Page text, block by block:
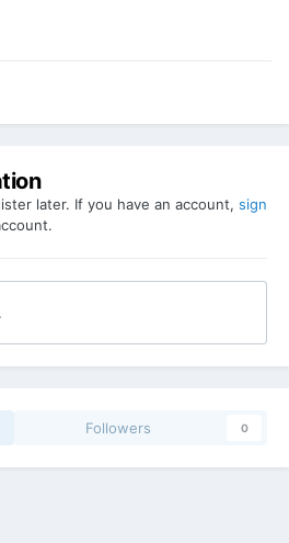
later. If you have an account, sign
Followers 0